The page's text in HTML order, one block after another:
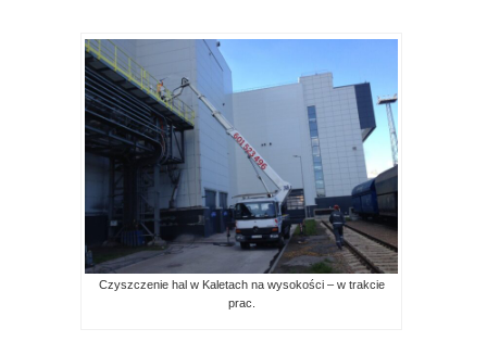
Czyszczenie hal w Kaletach na wysokości – w trakcie
prac.